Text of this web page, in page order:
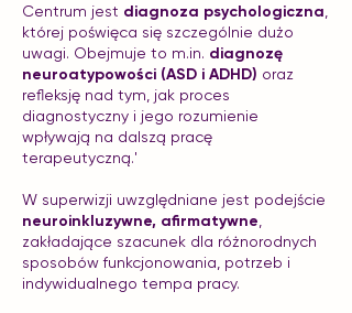
Centrum jest diagnoza psychologiczna
której poświęca się szczególnie dużo
uwagi. Obejmuje to m.in. diagnozę
neuroatypowości (ASD i ADHD) oraz
refleksję nad tym, jak proces
diagnostyczny i jego rozumienie
wpływają na dalszą pracę
terapeutyczną.'
W superwizji uwzględniane jest podejście
neuroinkluzywne, afirmatywne
zakładające szacunek dla różnorodnych
sposobów funkcjonowania, potrzeb i
indywidualnego tempa pracy.